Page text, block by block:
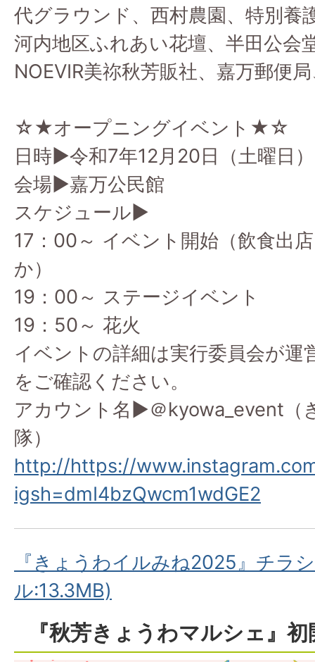
代グラウンド、西村農園、特別養
河内地区ふれあい花壇、半田公会
NOEVIR美祢秋芳販社、嘉万郵便
☆★オープニングイベント★☆
日時▶令和7年12月20日（土曜日
会場▶嘉万公民館
スケジュール▶
17：00～ イベント開始（飲食出
か）
19：00～ ステージイベント
19：50～ 花火
イベントの詳細は実行委員会が運
をご確認ください。
アカウント名▶＠kyowa_event（
隊）
http://https://
igsh=dmI4bzQwcm1wdGE2
『きょうわイルみね2025』チラ
ル:13.3MB)
『秋芳きょうわマルシェ』